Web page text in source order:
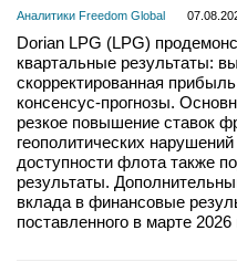
Аналитики Freedom Global
Dorian LPG (LPG)
квартальные результаты:
скорректированная
консенсус-прогнозы.
резкое повышение ставок
геополитических
доступности флота также
результаты.
вклада в финансовые
поставленного в марте 2026